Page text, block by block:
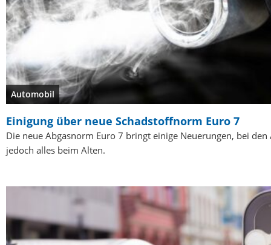
Automobil
Einigung über neue Schadstoffnorm Euro 7
Die neue Abgasnorm Euro 7 bringt einige Neuerungen, bei
jedoch alles beim Alten.